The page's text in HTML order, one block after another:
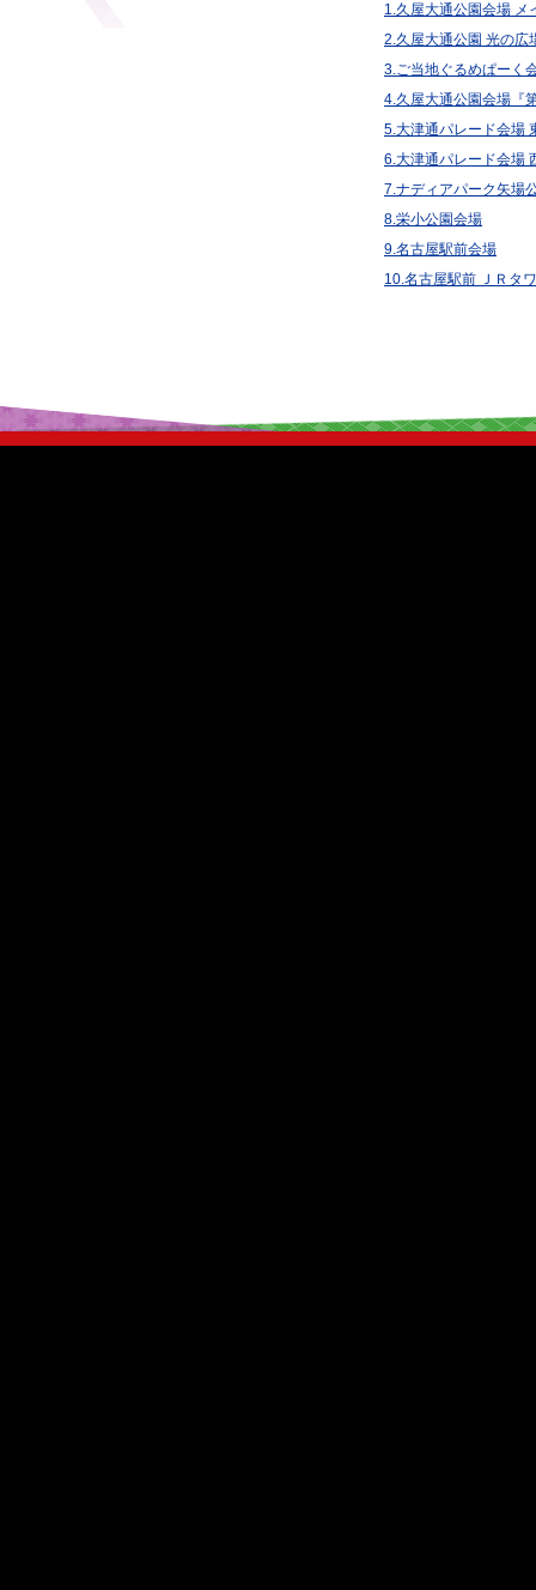
1.久屋大通公園会場 メ
2.久屋大通公園 光の広
3.ご当地ぐるめぱーく
4.久屋大通公園会場『
5.大津通パレード会場
6.大津通パレード会場
7.ナディアパーク矢場
8.栄小公園会場
9.名古屋駅前会場
10.名古屋駅前 ＪＲタ